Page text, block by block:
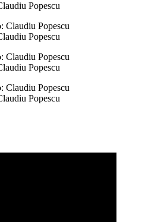
Popescu
Popescu
Popescu
Popescu